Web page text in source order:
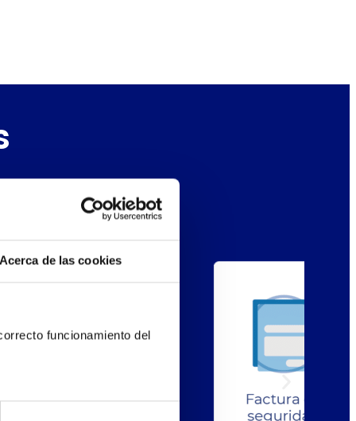
de las cookies
funcionamiento del